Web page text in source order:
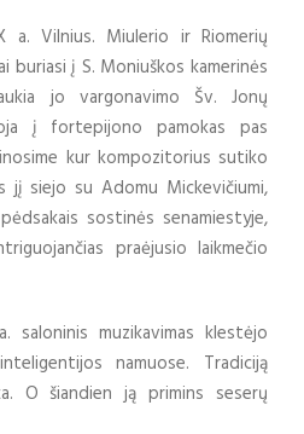
Vilnius. Miulerio ir Riomerių
buriasi į S. Moniuškos kamerinės
jo vargonavimo Šv. Jonų
į fortepijono pamokas pas
kur kompozitorius sutiko
jį siejo su Adomu Mickevičiumi,
sostinės senamiestyje,
praėjusio laikmečio
saloninis muzikavimas klestėjo
namuose. Tradiciją
O šiandien ją primins seserų